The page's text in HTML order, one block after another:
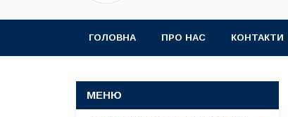
ГОЛОВНА ПРО НАС КОНТАКТИ